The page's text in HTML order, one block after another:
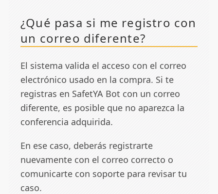
¿Qué pasa si me registro con
un correo diferente?
El sistema valida el acceso con el correo
electrónico usado en la compra. Si te
registras en SafetYA Bot con un correo
diferente, es posible que no aparezca la
conferencia adquirida.
En ese caso, deberás registrarte
nuevamente con el correo correcto o
comunicarte con soporte para revisar tu
caso.